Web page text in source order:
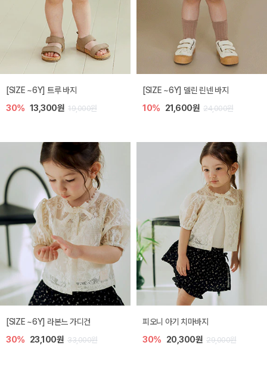
[SIZE ~6Y] 트루 바지
30% 13,300원 19,000원
[SIZE ~6Y] 델린 린넨 바지
10% 21,600원 24,000원
[SIZE ~6Y] 라본느 가디건
30% 23,100원 33,000원
피오니 아기 치마바지
30% 20,300원 29,000원